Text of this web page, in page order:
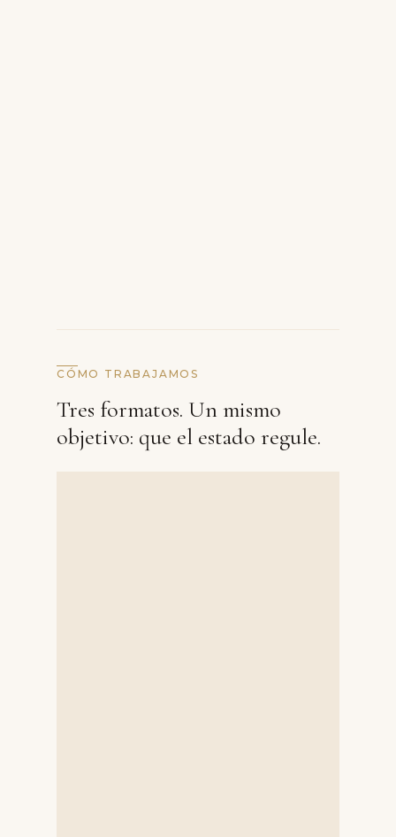
CÓMO TRABAJAMOS
Tres formatos. Un mismo
objetivo: que el estado regule.